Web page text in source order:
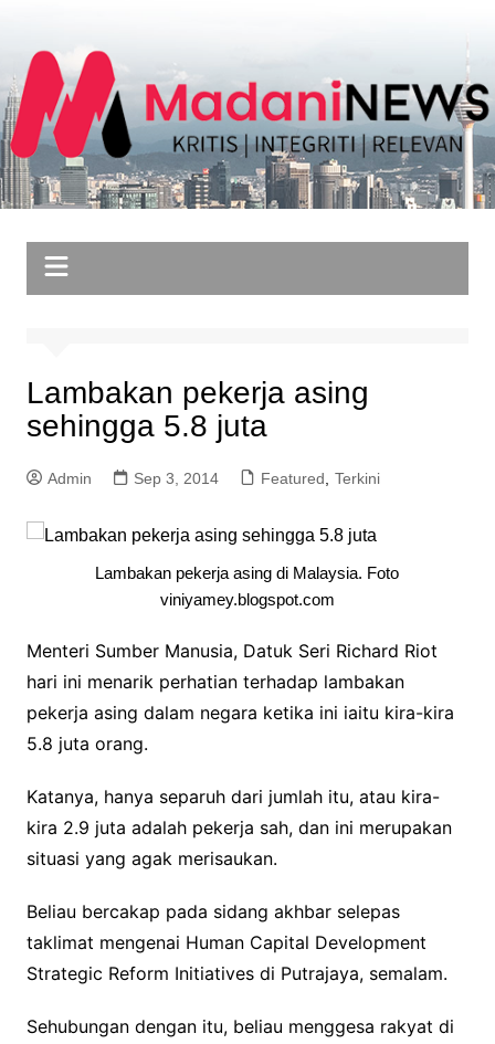
content
Lambakan pekerja asing
sehingga 5.8 juta
Admin Sep 3, 2014 Featured, Terkini
Lambakan pekerja asing di Malaysia. Foto
viniyamey.blogspot.com
Menteri Sumber Manusia, Datuk Seri Richard Riot
hari ini menarik perhatian terhadap lambakan
pekerja asing dalam negara ketika ini iaitu kira-kira
5.8 juta orang.
Katanya, hanya separuh dari jumlah itu, atau kira-
kira 2.9 juta adalah pekerja sah, dan ini merupakan
situasi yang agak merisaukan.
Beliau bercakap pada sidang akhbar selepas
taklimat mengenai Human Capital Development
Strategic Reform Initiatives di Putrajaya, semalam.
Sehubungan dengan itu, beliau menggesa rakyat di